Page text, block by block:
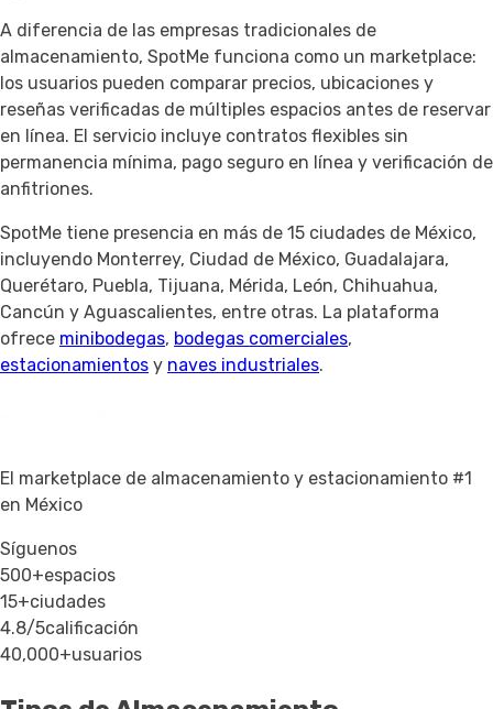
A diferencia de las empresas tradicionales de
almacenamiento, SpotMe funciona como un marketplace:
los usuarios pueden comparar precios, ubicaciones y
reseñas verificadas de múltiples espacios antes de reservar
en línea. El servicio incluye contratos flexibles sin
permanencia mínima, pago seguro en línea y verificación de
anfitriones.
SpotMe tiene presencia en más de 15 ciudades de México,
incluyendo Monterrey, Ciudad de México, Guadalajara,
Querétaro, Puebla, Tijuana, Mérida, León, Chihuahua,
Cancún y Aguascalientes, entre otras. La plataforma
ofrece minibodegas, bodegas comerciales,
estacionamientos y naves industriales.
El marketplace de almacenamiento y estacionamiento #1
en México
Síguenos
500+espacios
15+ciudades
4.8/5calificación
40,000+usuarios